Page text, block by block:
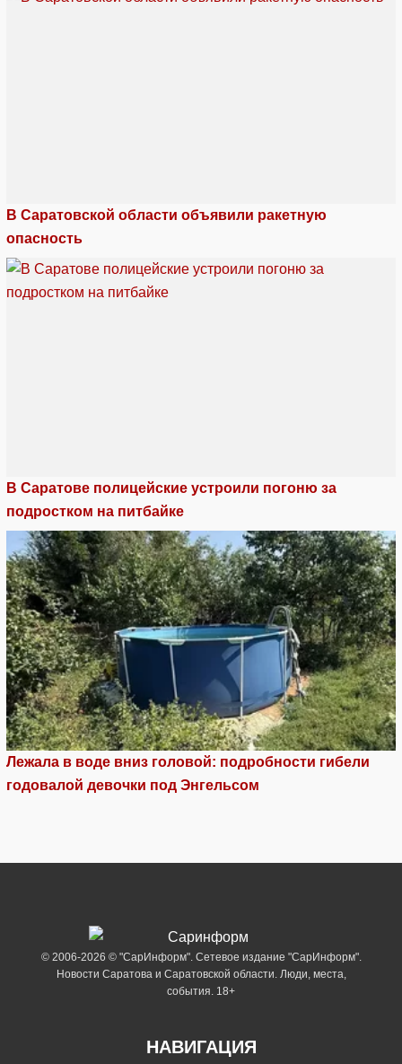
В Саратовской области объявили ракетную
опасность
В Саратове полицейские устроили погоню за
подростком на питбайке
Лежала в воде вниз головой: подробности гибели
годовалой девочки под Энгельсом
© 2006-2026 © "СарИнформ". Сетевое издание "СарИнформ".
Новости Саратова и Саратовской области. Люди, места,
события. 18+
НАВИГАЦИЯ